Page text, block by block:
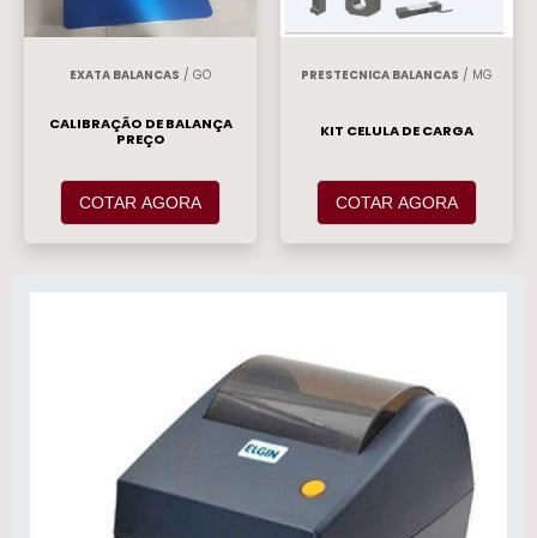
EXATA BALANCAS / GO
CALIBRAÇÃO DE BALANÇA
PREÇO
COTAR AGORA
PRESTECNICA BALANCAS / MG
KIT CELULA DE CARGA
COTAR AGORA